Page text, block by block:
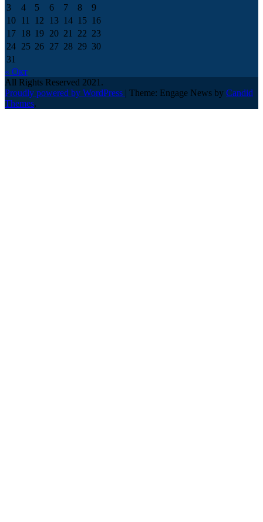
3
4 5 6 7 8
9
10 11 12 13 14 15 16
17 18 19 20 21 22 23
24 25 26 27 28 29 30
31
« Окт
All Rights Reserved 2021.
Proudly powered by WordPress | Theme: Engage News by Candid
Themes.